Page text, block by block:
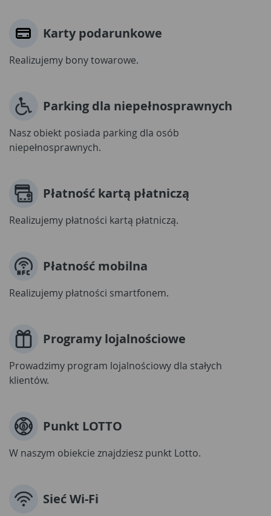
Karty podarunkowe
Realizujemy bony towarowe.
Parking dla niepełnosprawnych
Nasz obiekt posiada parking dla osób
niepełnosprawnych.
Płatność kartą płatniczą
Realizujemy płatności kartą płatniczą.
Płatność mobilna
Realizujemy płatności smartfonem.
Programy lojalnościowe
Prowadzimy program lojalnościowy dla stałych
klientów.
Punkt LOTTO
W naszym obiekcie znajdziesz punkt Lotto.
Sieć Wi-Fi